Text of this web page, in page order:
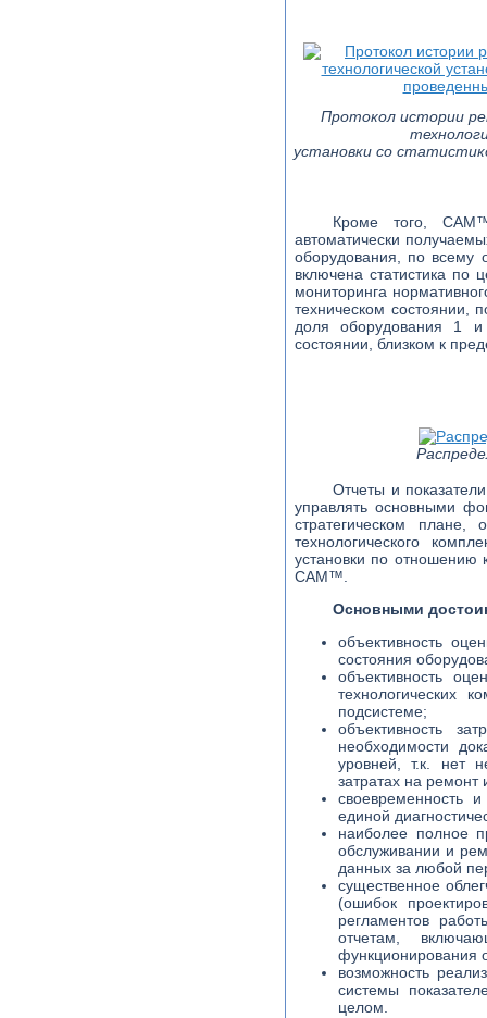
Протокол истории
установки со
Кроме того, САМ™
автоматически
оборудования, по всему
включена статистика по
мониторинга
техническом состоянии,
доля оборудования 1 и
состоянии, близком к
Отчеты и
управлять основными
стратегическом плане,
технологического
установки по отношению
CAM™.
Основными
объективность
состояния
объективность
технологических
подсистеме;
объективность
необходимости
уровней, т.к. нет
затратах на ремонт
своевременность
единой
наиболее полное
обслуживании и
данных за любой
существенное
(ошибок
регламентов
отчетам,
функционирования
возможность
системы
целом.